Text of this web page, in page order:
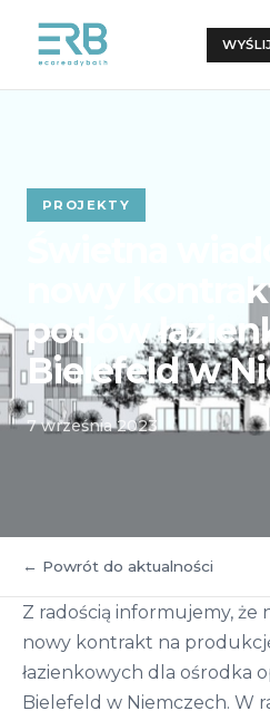
PROJEKTY
nowy
podów
Bielefeld w
7 września 2023
← Powrót do aktualności
Z radością informujemy, że
nowy kontrakt na
łazienkowych dla ośrodka
Bielefeld w Niemczech. W